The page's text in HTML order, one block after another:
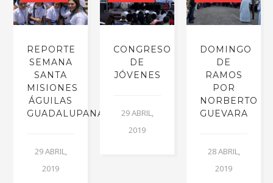
REPORTE
SEMANA
SANTA
MISIONES
ÁGUILAS
GUADALUPANAS
29 ABRIL,
2019
CONGRESO
DE
JÓVENES
29 ABRIL,
2019
DOMINGO
DE
RAMOS
POR
NORBERTO
GUEVARA
28 ABRIL,
2019